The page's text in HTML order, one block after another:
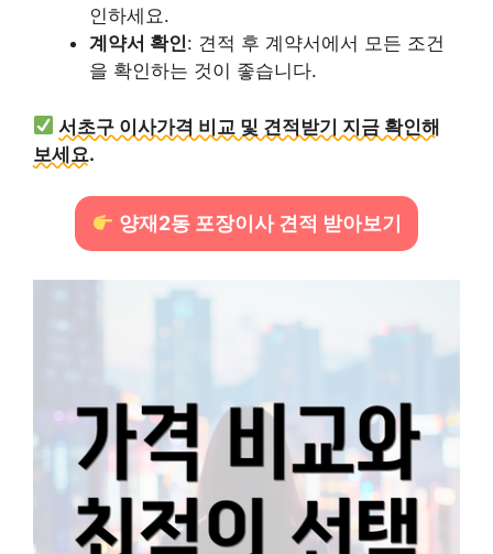
인하세요.
계약서 확인: 견적 후 계약서에서 모든 조건
을 확인하는 것이 좋습니다.
서초구 이사가격 비교 및 견적받기 지금 확인해
보세요.
양재2동 포장이사 견적 받아보기